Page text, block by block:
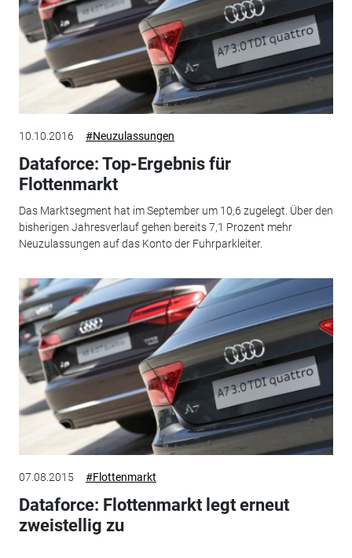
10.10.2016 #Neuzulassungen
Dataforce: Top-Ergebnis für
Flottenmarkt
Das Marktsegment hat im September um 10,6 zugelegt. Über den
bisherigen Jahresverlauf gehen bereits 7,1 Prozent mehr
Neuzulassungen auf das Konto der Fuhrparkleiter.
07.08.2015 #Flottenmarkt
Dataforce: Flottenmarkt legt erneut
zweistellig zu